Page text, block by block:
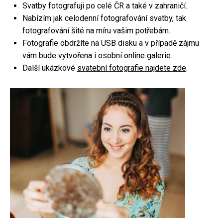
Svatební focení
Těhotenské focení
Focení párů
Rodinné focení
Firemní focení
Focení nemovitostí
Fotoateliér
Fotokoutek
Svatby fotografuji po celé ČR a také v zahraničí.
Nabízím jak celodenní fotografování svatby, tak
fotografování šité na míru vašim potřebám.
Fotografie obdržíte na USB disku a v případě zájmu
vám bude vytvořena i osobní online galerie.
Další ukázkové svatební fotografie najdete zde.